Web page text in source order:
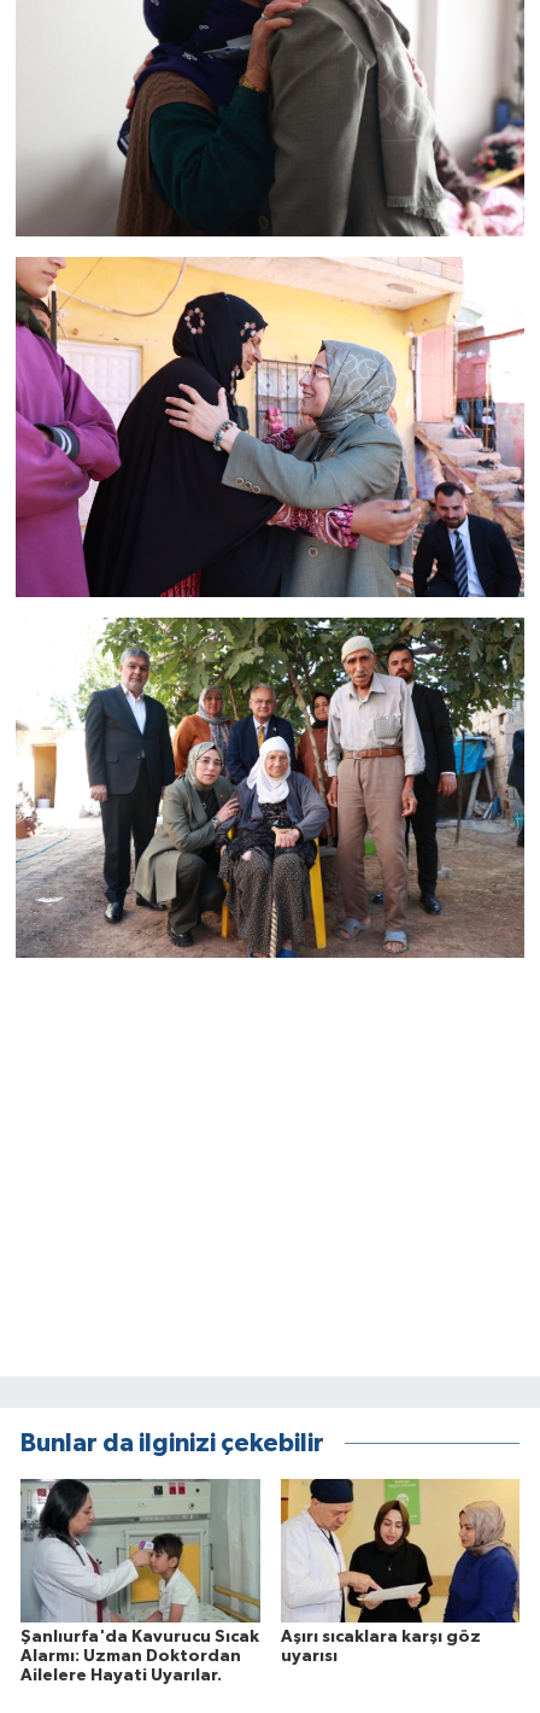
Bunlar da ilginizi çekebilir
Şanlıurfa'da Kavurucu Sıcak
Alarmı: Uzman Doktordan
Ailelere Hayati Uyarılar.
Aşırı sıcaklara karşı göz
uyarısı